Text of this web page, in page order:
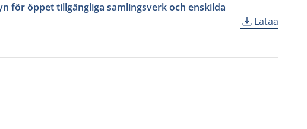
för öppet tillgängliga samlingsverk och enskilda
Lataa